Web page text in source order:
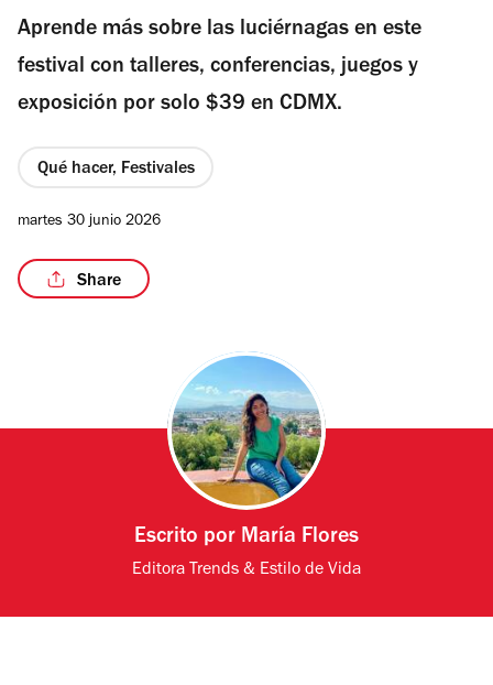
Aprende más sobre las luciérnagas en este
festival con talleres, conferencias, juegos y
exposición por solo $39 en CDMX.
Qué hacer, Festivales
martes 30 junio 2026
Share
Escrito por María Flores
Editora Trends & Estilo de Vida